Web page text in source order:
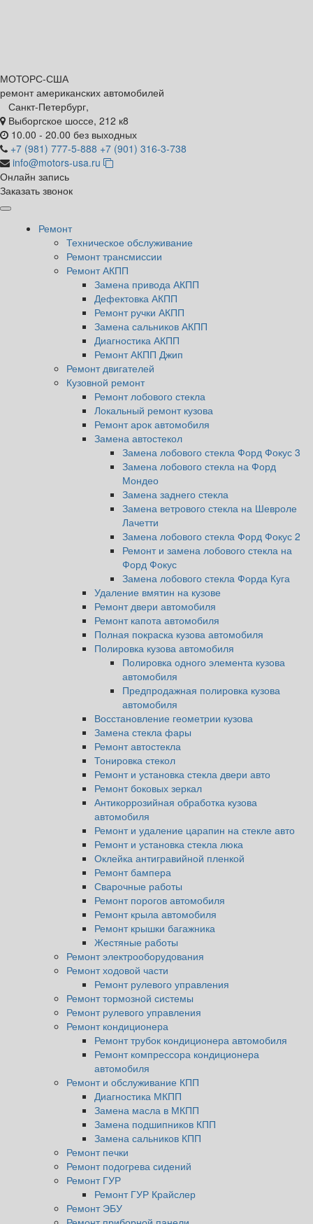
МОТОРС-США
ремонт американских автомобилей
Санкт-Петербург,
Выборгское шоссе, 212 к8
10.00 - 20.00 без выходных
+7 (981) 777-5-888 +7 (901) 316-3-738
info@motors-usa.ru
Онлайн запись
Заказать звонок
Ремонт
Техническое обслуживание
Ремонт трансмиссии
Ремонт АКПП
Замена привода АКПП
Дефектовка АКПП
Ремонт ручки АКПП
Замена сальников АКПП
Диагностика АКПП
Ремонт АКПП Джип
Ремонт двигателей
Кузовной ремонт
Ремонт лобового стекла
Локальный ремонт кузова
Ремонт арок автомобиля
Замена автостекол
Замена лобового стекла Форд Фокус 3
Замена лобового стекла на Форд
Мондео
Замена заднего стекла
Замена ветрового стекла на Шевроле
Лачетти
Замена лобового стекла Форд Фокус 2
Ремонт и замена лобового стекла на
Форд Фокус
Замена лобового стекла Форда Куга
Удаление вмятин на кузове
Ремонт двери автомобиля
Ремонт капота автомобиля
Полная покраска кузова автомобиля
Полировка кузова автомобиля
Полировка одного элемента кузова
автомобиля
Предпродажная полировка кузова
автомобиля
Восстановление геометрии кузова
Замена стекла фары
Ремонт автостекла
Тонировка стекол
Ремонт и установка стекла двери авто
Ремонт боковых зеркал
Антикоррозийная обработка кузова
автомобиля
Ремонт и удаление царапин на стекле авто
Ремонт и установка стекла люка
Оклейка антигравийной пленкой
Ремонт бампера
Сварочные работы
Ремонт порогов автомобиля
Ремонт крыла автомобиля
Ремонт крышки багажника
Жестяные работы
Ремонт электрооборудования
Ремонт ходовой части
Ремонт рулевого управления
Ремонт тормозной системы
Ремонт рулевого управления
Ремонт кондиционера
Ремонт трубок кондиционера автомобиля
Ремонт компрессора кондиционера
автомобиля
Ремонт и обслуживание КПП
Диагностика МКПП
Замена масла в МКПП
Замена подшипников КПП
Замена сальников КПП
Ремонт печки
Ремонт подогрева сидений
Ремонт ГУР
Ремонт ГУР Крайслер
Ремонт ЭБУ